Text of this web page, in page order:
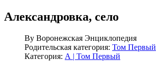
Александровка, село
By Воронежская Энциклопедия
Родительская категория: Том Первый
Категория: А | Том Первый